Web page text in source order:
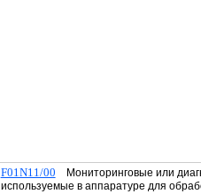
F01N11/00 Мониторинговые или
используемые в аппаратуре для